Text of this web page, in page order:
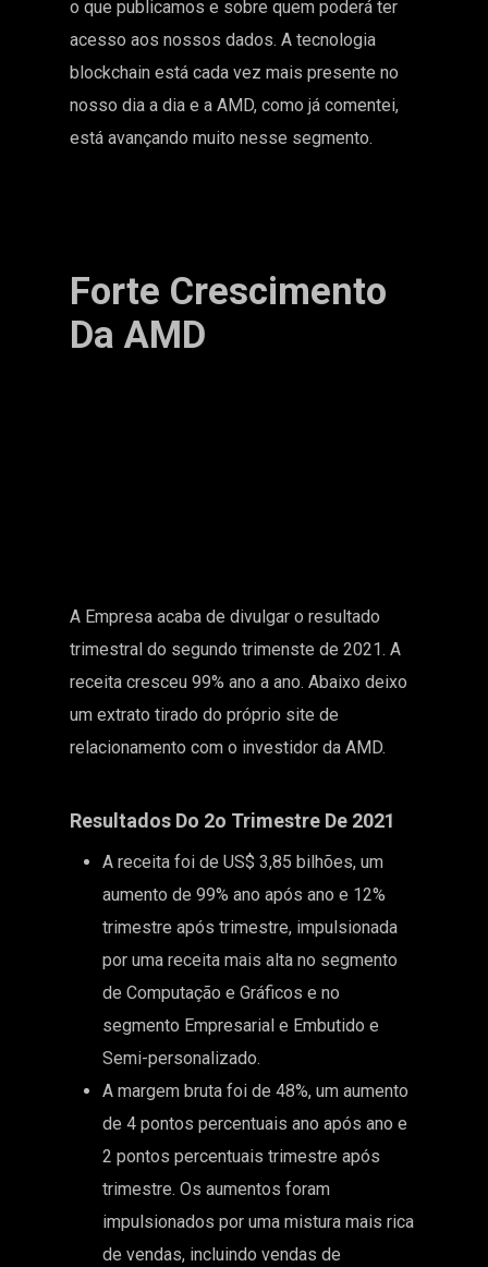
o que publicamos e sobre quem poderá ter
acesso aos nossos dados. A tecnologia
blockchain está cada vez mais presente no
nosso dia a dia e a AMD, como já comentei,
está avançando muito nesse segmento.
Forte Crescimento
Da AMD
A Empresa acaba de divulgar o resultado
trimestral do segundo trimenste de 2021. A
receita cresceu 99% ano a ano. Abaixo deixo
um extrato tirado do próprio site de
relacionamento com o investidor da AMD.
Resultados Do 2o Trimestre De 2021
A receita foi de US$ 3,85 bilhões, um
aumento de 99% ano após ano e 12%
trimestre após trimestre, impulsionada
por uma receita mais alta no segmento
de Computação e Gráficos e no
segmento Empresarial e Embutido e
Semi-personalizado.
A margem bruta foi de 48%, um aumento
de 4 pontos percentuais ano após ano e
2 pontos percentuais trimestre após
trimestre. Os aumentos foram
impulsionados por uma mistura mais rica
de vendas, incluindo vendas de